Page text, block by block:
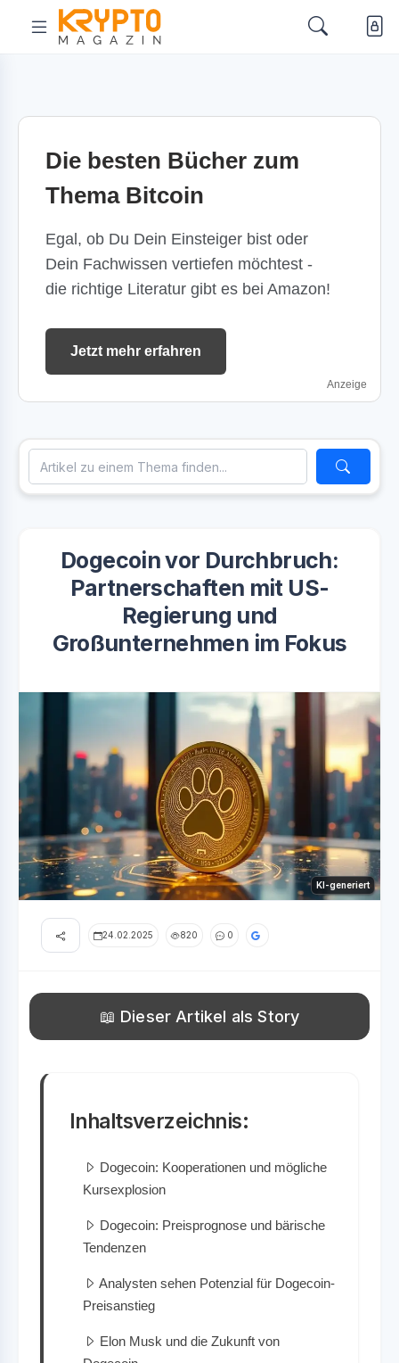
Die besten Bücher zum
Thema Bitcoin
Egal, ob Du Dein Einsteiger bist oder
Dein Fachwissen vertiefen möchtest -
die richtige Literatur gibt es bei Amazon!
Jetzt mehr erfahren
Anzeige
Dogecoin vor Durchbruch:
Partnerschaften mit US-
Regierung und
Großunternehmen im Fokus
KI-generiert
24.02.2025 820 0
📖 Dieser Artikel als Story
Inhaltsverzeichnis:
Dogecoin: Kooperationen und mögliche
Kursexplosion
Dogecoin: Preisprognose und bärische
Tendenzen
Analysten sehen Potenzial für Dogecoin-
Preisanstieg
Elon Musk und die Zukunft von